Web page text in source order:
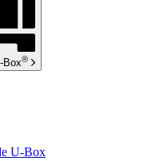
Box®
U-Box